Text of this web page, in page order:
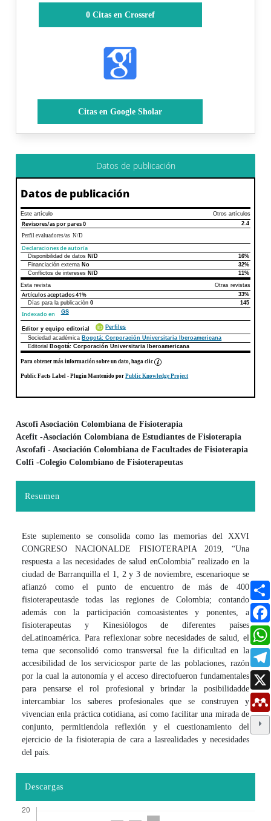
0Citas en Crossref
Citas en Google Sholar
Datos de publicación
Datos de publicación
Este artículo Otros artículos
Revisores/as por pares0
2.4
Perfil evaluadores/as N/D
Declaraciones de autoría
Declaraciones de autoríaEste artículo
Disponibilidad de datos N/D
16%
Financiación externa No
32%
Conflictos de intereses N/D
11%
Esta revista
Otras revistas
Artículos aceptados41%
33%
Días para la publicación0 145
Indexado en GS
Editor y equipo editorial
Perfiles
Sociedad académica Bogotá: Corporación Universitaria Iberoamericana
Editorial
Bogotá: Corporación Universitaria Iberoamericana
Para obtener más información sobre un dato, haga clic
Public Facts Label - Plugin Mantenido porPublic Knowledge Project
Contenido principal del artículo
Ascofi Asociación Colombiana de Fisioterapia
Acefit -Asociación Colombiana de Estudiantes de Fisioterapia
Ascofafi - Asociación Colombiana de Facultades de Fisioterapia
Colfi -Colegio Colombiano de Fisioterapeutas
Resumen
Este suplemento se consolida como las memorias del XXVI
CONGRESO NACIONALDE FISIOTERAPIA 2019, “Una
respuesta a las necesidades de salud enColombia” realizado en la
ciudad de Barranquilla el 1, 2 y 3 de noviembre, escenarioque se
afianzó como el punto de encuentro de más de 400
fisioterapeutasde todas las regiones de Colombia; contando
además con la participación comoasistentes y ponentes, a
fisioterapeutas y Kinesiólogos de diferentes países
deLatinoamérica. Para reflexionar sobre necesidades de salud, el
tema que seconsolidó como transversal fue la dificultad en la
accesibilidad de los serviciospor parte de las poblaciones, razón
por la cual la autonomía y el acceso directofueron fundamentales
para pensarse el rol profesional y brindar la posibilidadde
intercambiar los saberes profesionales que se construyen y
vivencian enla práctica cotidiana, así como facilitar una mirada de
conjunto, permitiendola reflexión y el cuestionamiento del
ejercicio de la fisioterapia de cara a lasrealidades y necesidades
del país.
Descargas